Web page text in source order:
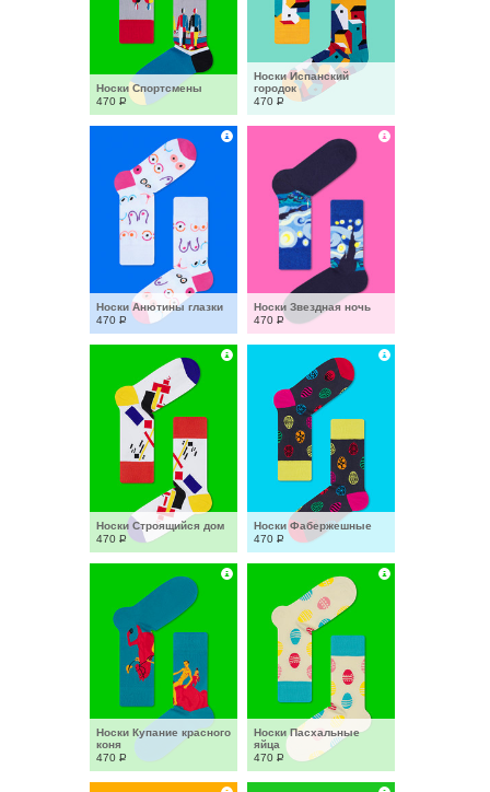
Носки Спортсмены
470 Р
Носки Испанский
городок
470 Р
Носки Анютины глазки
470 Р
Носки Звездная ночь
470 Р
Носки Строящийся дом
470 Р
Носки Фабержешные
470 Р
Носки Купание красного
коня
470 Р
Носки Пасхальные
яйца
470 Р